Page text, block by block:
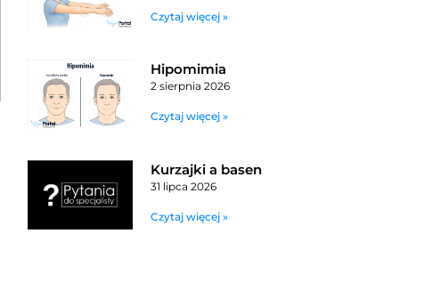
Czytaj więcej »
Hipomimia
2 sierpnia 2026
Czytaj więcej »
Kurzajki a basen
31 lipca 2026
Czytaj więcej »